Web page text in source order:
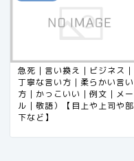
急死｜言い換え｜ビジネス｜
丁寧な言い方｜柔らかい言い
方｜かっこいい｜例文｜メー
ル｜敬語）【目上や上司や部
下など】